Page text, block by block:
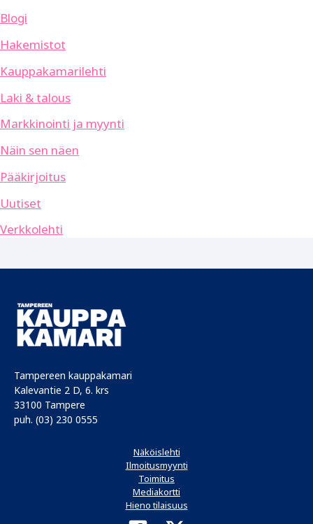
Blogi
Hakemistot
Kauppakamarilehti
Laki & talous
Markkinointi ja myynti
Näin sen näen
Pääkirjoitus
Uutiset
Verkkolehti
Tampereen kauppakamari
Kalevantie 2 D, 6. krs
33100 Tampere
puh. (03) 230 0555
Näköislehti
Ilmoitusmyynti
Toimitus
Mediakortti
Hieno tilaisuus